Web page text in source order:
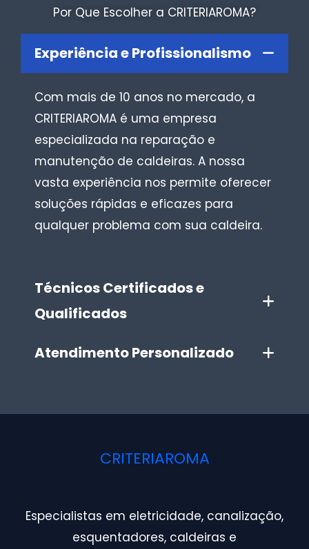
Por Que Escolher a CRITERIAROMA?
Experiência e Profissionalismo
Com mais de 10 anos no mercado, a
CRITERIAROMA é uma empresa
especializada na reparação e
manutenção de caldeiras. A nossa
vasta experiência nos permite oferecer
soluções rápidas e eficazes para
qualquer problema com sua caldeira.
Técnicos Certificados e
Qualificados
Atendimento Personalizado
CRITERIAROMA
Especialistas em eletricidade, canalização,
esquentadores, caldeiras e